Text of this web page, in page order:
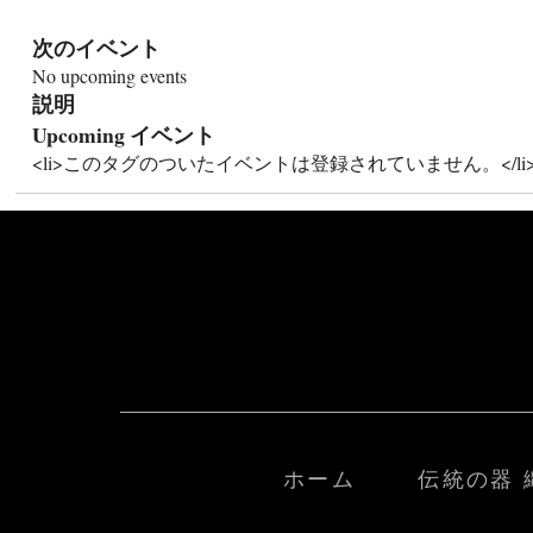
次のイベント
No upcoming events
説明
Upcoming イベント
<li>このタグのついたイベントは登録されていません。</
ホーム 伝統の器